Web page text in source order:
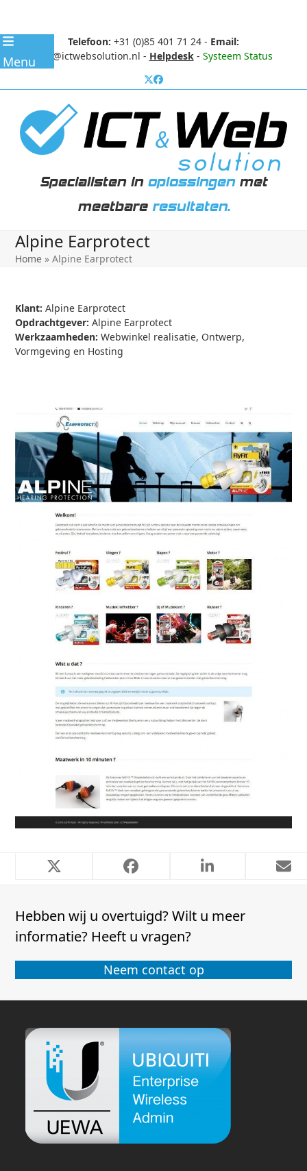
Skip
to
content
Menu
Telefoon: +31 (0)85 401 71 24 - Email:
info@ictwebsolution.nl - Helpdesk- Systeem Status
Specialisten in oplossingen met
meetbare resultaten.
Alpine Earprotect
Home »Alpine Earprotect
Klant:Alpine Earprotect
Opdrachtgever: Alpine Earprotect
Werkzaamheden:Webwinkel realisatie, Ontwerp,
Vormgeving en Hosting
Ouwbollig.eu Thuis 24 Woonwinkel
Hebben wij u overtuigd? Wilt u meer
informatie? Heeft u vragen?
Neem contact op